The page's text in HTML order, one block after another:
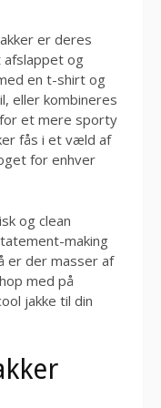
er deres
afslappet og
en t-shirt og
eller kombineres
et mere sporty
fås i et væld af
for enhver
og clean
making
er der masser af
med på
jakke til din